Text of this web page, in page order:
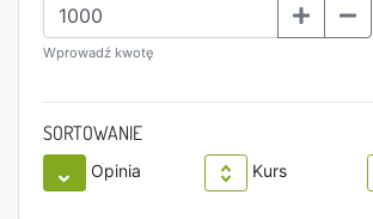
Wprowadź kwotę
SORTOWANIE
Opinia Kurs